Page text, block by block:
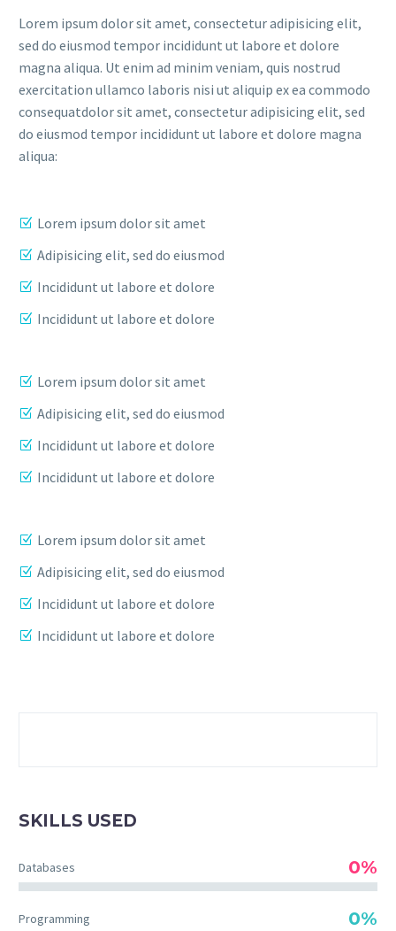
Lorem ipsum dolor sit amet, consectetur adipisicing elit,
sed do eiusmod tempor incididunt ut labore et dolore
magna aliqua. Ut enim ad minim veniam, quis nostrud
exercitation ullamco laboris nisi ut aliquip ex ea commodo
consequatdolor sit amet, consectetur adipisicing elit, sed
do eiusmod tempor incididunt ut labore et dolore magna
aliqua:
Lorem ipsum dolor sit amet
Adipisicing elit, sed do eiusmod
Incididunt ut labore et dolore
Incididunt ut labore et dolore
Lorem ipsum dolor sit amet
Adipisicing elit, sed do eiusmod
Incididunt ut labore et dolore
Incididunt ut labore et dolore
Lorem ipsum dolor sit amet
Adipisicing elit, sed do eiusmod
Incididunt ut labore et dolore
Incididunt ut labore et dolore
SKILLS USED
Databases 0%
Programming 0%